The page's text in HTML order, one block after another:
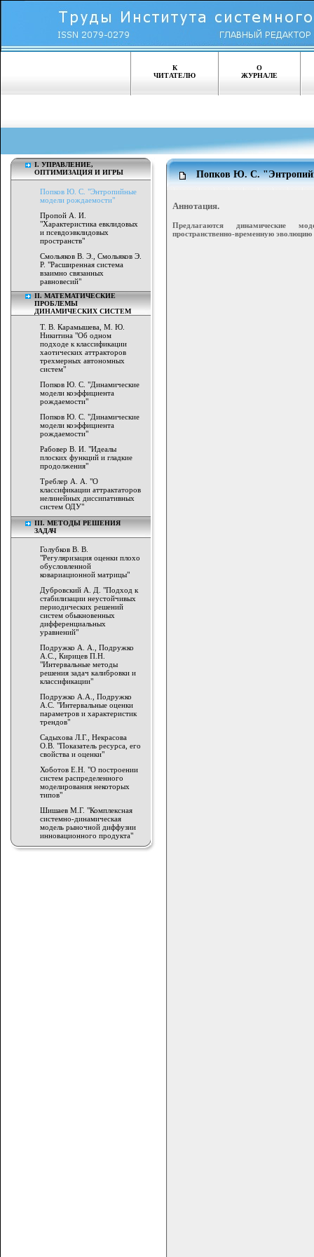
К
ЧИТАТЕЛЮ
О
ЖУРНАЛЕ
I. УПРАВЛЕНИЕ,
ОПТИМИЗАЦИЯ И ИГРЫ
Попков Ю. С. "Энтропийные
модели рождаемости"
Пропой А. И.
"Характеристика евклидовых
и псевдоэвклидовых
пространств"
Смольяков В. Э., Смольяков Э.
Р. "Расширенная система
взаимно связанных
равновесий"
II. МАТЕМАТИЧЕСКИЕ
ПРОБЛЕМЫ
ДИНАМИЧЕСКИХ СИСТЕМ
Т. В. Карамышева, М. Ю.
Никитина "Об одном
подходе к классификации
хаотических аттракторов
трехмерных автономных
систем"
Попков Ю. С. "Динамические
модели коэффициента
рождаемости"
Попков Ю. С. "Динамические
модели коэффициента
рождаемости"
Рабовер В. И. "Идеалы
плоских функций и гладкие
продолжения"
Треблер А. А. "О
классификации аттрактаторов
нелинейных диссипативных
систем ОДУ"
III. МЕТОДЫ РЕШЕНИЯ
ЗАДАЧ
Голубков В. В.
"Регуляризация оценки плохо
обусловленной
ковариационной матрицы"
Дубровский А. Д. "Подход к
стабилизации неустойчивых
периодических решений
систем обыкновенных
дифференциальных
уравнений"
Подружко А. А., Подружко
А.С., Кирицев П.Н.
"Интервальные методы
решения задач калибровки и
классификации"
Подружко А.А., Подружко
А.С. "Интервальные оценки
параметров и характеристик
трендов"
Садыхова Л.Г., Некрасова
О.В. "Показатель ресурса, его
свойства и оценки"
Хоботов Е.Н. "О построении
систем распределенного
моделирования некоторых
типов"
Шишаев М.Г. "Комплексная
системно-динамическая
модель рыночной диффузии
инновационного продукта"
Попков Ю. С.
Аннотация.
Предлагаются динамические
пространственно-временную